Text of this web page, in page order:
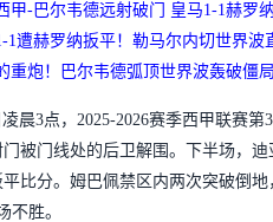
甲-巴尔韦德远射破门 皇马1-1赫罗
1遭赫罗纳扳平！勒马尔内切世界波
重炮！巴尔韦德弧顶世界波轰破僵
晨3点，2025-2026赛季西甲联赛
门被门线处的后卫解围。下半场，
比分。姆巴佩禁区内两次突破倒
不胜。